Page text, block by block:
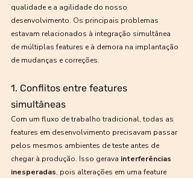
qualidade e a agilidade do nosso
desenvolvimento. Os principais problemas
estavam relacionados à integração simultânea
de múltiplas features e à demora na implantação
de mudanças e correções.
1. Conflitos entre features
simultâneas
Com um fluxo de trabalho tradicional, todas as
features em desenvolvimento precisavam passar
pelos mesmos ambientes de teste antes de
chegar à produção. Isso gerava interferências
inesperadas, pois alterações em uma feature